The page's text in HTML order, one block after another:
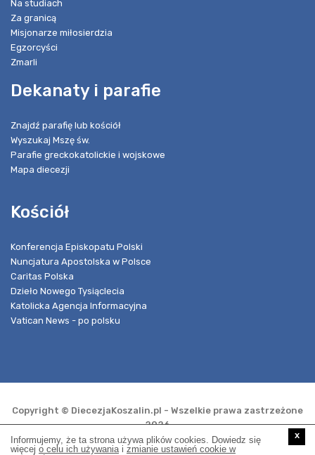
Na studiach
Za granicą
Misjonarze miłosierdzia
Egzorcyści
Zmarli
Dekanaty i parafie
Znajdź parafię lub kościół
Wyszukaj Mszę św.
Parafie greckokatolickie i wojskowe
Mapa diecezji
Kościół
Konferencja Episkopatu Polski
Nuncjatura Apostolska w Polsce
Caritas Polska
Dzieło Nowego Tysiąclecia
Katolicka Agencja Informacyjna
Vatican News - po polsku
Copyright © DiecezjaKoszalin.pl - Wszelkie prawa zastrzeżone
2026
Informujemy, że ta strona używa plików cookies. Dowiedz się
więcej o celu ich używaniai zmianie ustawień cookie w
x